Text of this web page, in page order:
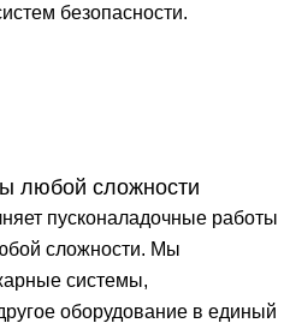
безопасности.
любой сложности
пусконаладочные работы
сложности. Мы
системы,
оборудование в единый